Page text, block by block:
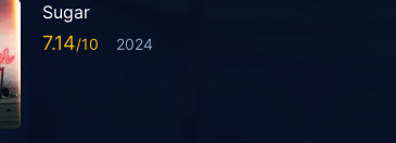
Sugar
7.14 2024